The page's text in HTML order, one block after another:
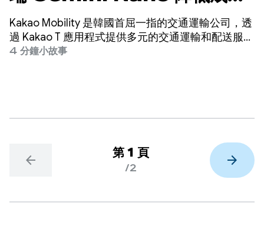
本，並將來電轉換提升 45%
Kakao Mobility 是韓國首屈一指的交通運輸公司，透
過 Kakao T 應用程式提供多元的交通運輸和配送服
務，包括叫車、導航、自行車和輕型機車共乘、停車
4 分鐘小故事
arrow_back 第 1 頁
/2 arrow_forward